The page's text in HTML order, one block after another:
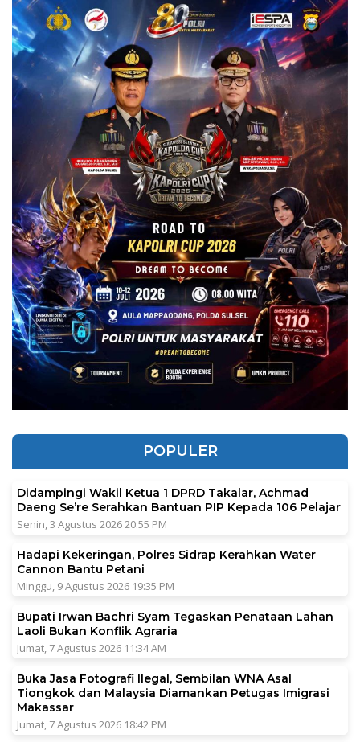
POPULER
Didampingi Wakil Ketua 1 DPRD Takalar, Achmad
Daeng Se’re Serahkan Bantuan PIP Kepada 106 Pelajar
Senin, 3 Agustus 2026 20:55 PM
Hadapi Kekeringan, Polres Sidrap Kerahkan Water
Cannon Bantu Petani
Minggu, 9 Agustus 2026 19:35 PM
Bupati Irwan Bachri Syam Tegaskan Penataan Lahan
Laoli Bukan Konflik Agraria
Jumat, 7 Agustus 2026 11:34 AM
Buka Jasa Fotografi Ilegal, Sembilan WNA Asal
Tiongkok dan Malaysia Diamankan Petugas Imigrasi
Makassar
Jumat, 7 Agustus 2026 18:42 PM